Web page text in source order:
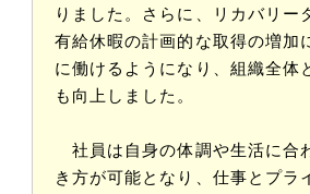
りました。さらに、リカバリー
有給休暇の計画的な取得の増加
に働けるようになり、組織全体
も向上しました。
社員は自身の体調や生活に合
き方が可能となり、仕事とプラ